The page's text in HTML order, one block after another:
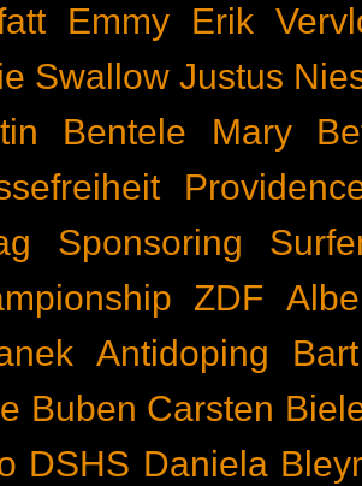
Emmy
Erik
Swallow Justus
Bentele
Mary
Sponsoring
ZDF
Antidoping
Buben Carsten
DSHS Daniela